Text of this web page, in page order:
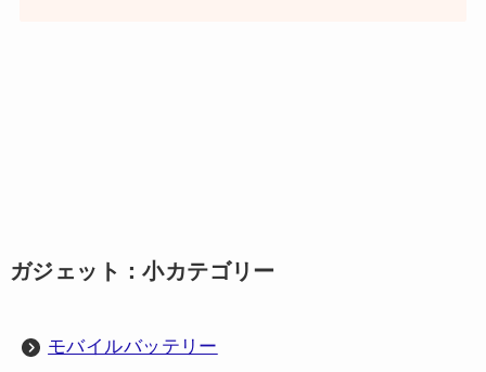
ガジェット：小カテゴリー
モバイルバッテリー